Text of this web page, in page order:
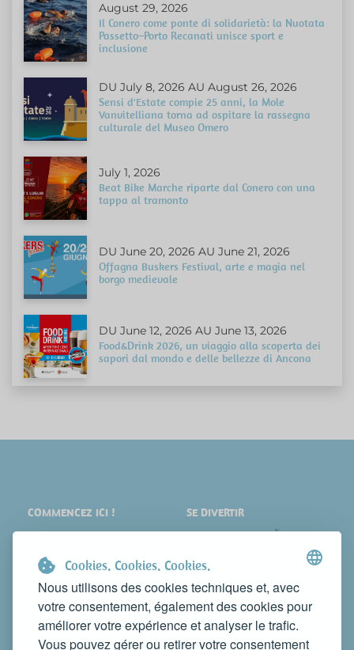
Cookies. Cookies. Cookies.
Nous utilisons des cookies techniques et, avec
votre consentement, également des cookies pour
améliorer votre expérience et analyser le trafic.
Vous pouvez gérer ou retirer votre consentement
August 29, 2026
Il Conero come ponte di solidarietà: la Nuotata
Passetto–Porto Recanati unisce sport e
inclusione
DU July 8, 2026 AU August 26, 2026
Sensi d'Estate compie 25 anni, la Mole
Vanvitelliana torna ad ospitare la rassegna
culturale del Museo Omero
July 1, 2026
Beat Bike Marche riparte dal Conero con una
tappa al tramonto
DU June 20, 2026 AU June 21, 2026
Offagna Buskers Festival, arte e magia nel
borgo medievale
DU June 12, 2026 AU June 13, 2026
Food&Drink 2026, un viaggio alla scoperta dei
sapori dal mondo e delle bellezze di Ancona
COMMENCEZ ICI !
À VOIR
DORMIR
MANGER
SE DIVERTIR
ÉVÉNEMENTS
NEWS
WEB TV
CONTACTS